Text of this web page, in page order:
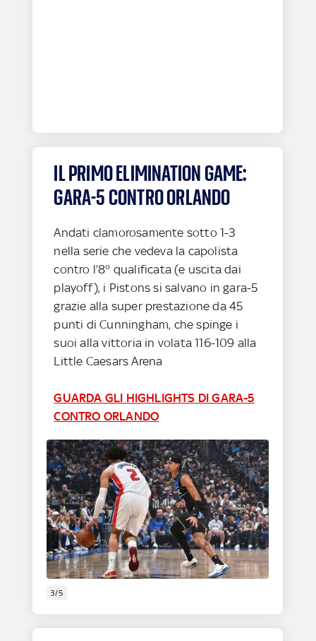
IL PRIMO ELIMINATION GAME:
GARA-5 CONTRO ORLANDO
Andati clamorosamente sotto 1-3
nella serie che vedeva la capolista
contro l’8° qualificata (e uscita dai
playoff), i Pistons si salvano in gara-5
grazie alla super prestazione da 45
punti di Cunningham, che spinge i
suoi alla vittoria in volata 116-109 alla
Little Caesars Arena
GUARDA GLI HIGHLIGHTS DI GARA-5
CONTRO ORLANDO
3/5